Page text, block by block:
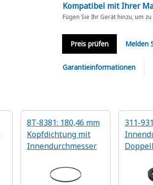
Kompatibel mit Ihrer
Fügen Sie Ihr Gerät hinzu, um
Preis prüfen Melden
Garantieinformationen
8T-8381: 180,46 mm
Kopfdichtung mit
Innendurchmesser
311-